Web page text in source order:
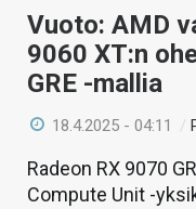
Vuoto: AMD
9060 XT:n
GRE -mallia
18.4.2025 - 04:11 /
Radeon RX 9070
Compute Unit -